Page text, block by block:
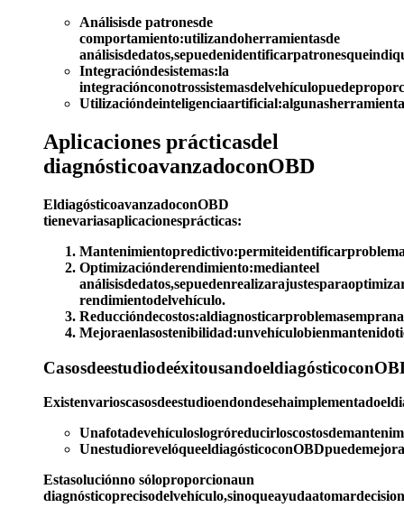
Análisisde patronesde
comportamiento:utilizandoherramientasde
Integracióndesistemas:la
Aplicaciones prácticasdel
diagnósticoavanzadoconOBD
EldiagósticoavanzadoconOBD
tienevariasaplicacionesprácticas:
Mantenimientopredictivo
Optimizaciónderendimiento:medianteel
rendimientodelvehículo.
Reduccióndecostos
Mejoraenlasostenibilidad
Estasoluciónno sóloproporcionaun